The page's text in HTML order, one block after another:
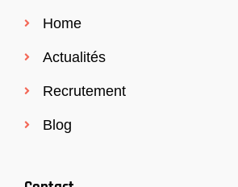
Home
Actualités
Recrutement
Blog